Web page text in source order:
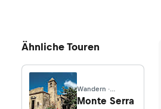
Ähnliche Touren
Wandern ·
Toskana
Monte Serra